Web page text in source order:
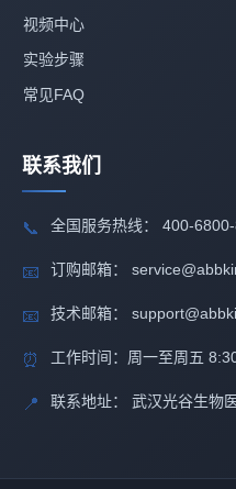
视频中心
实验步骤
常见FAQ
联系我们
📞 全国服务热线： 400-
📧 订购邮箱：
📧 技术邮箱：
⏰ 工作时间：周一至周五
📍 联系地址： 武汉光谷生物